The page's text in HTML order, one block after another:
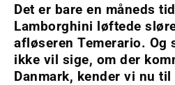
Det er bare en måneds
Lamborghini løftede
afløseren Temerario. Og
ikke vil sige, om der
Danmark, kender vi nu